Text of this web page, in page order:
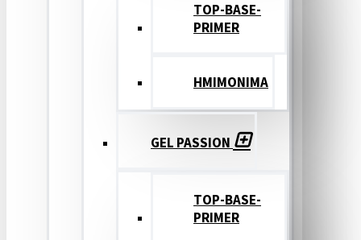
TOP-BASE-
PRIMER
ΗΜΙΜΟΝΙΜΑ
GEL PASSION
TOP-BASE-
PRIMER